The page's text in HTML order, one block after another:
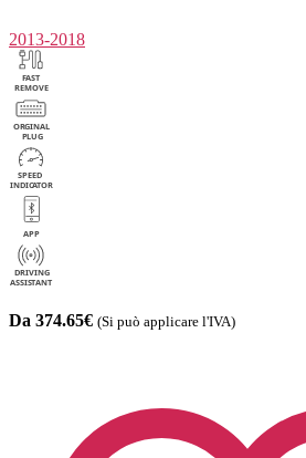
2013-2018
Da 374.65€ (Si può applicare l'IVA)